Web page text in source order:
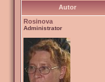
Autor
Rosinova
Administrator